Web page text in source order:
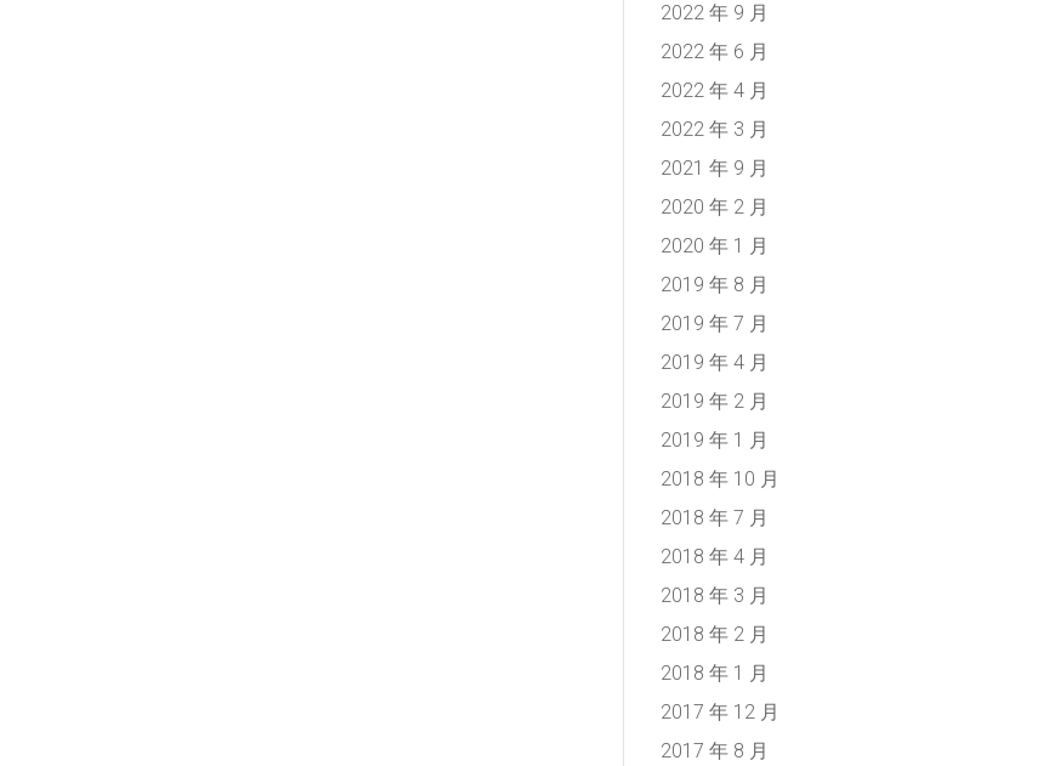
2022 年 9 月
2022 年 6 月
2022 年 4 月
2022 年 3 月
2021 年 9 月
2020 年 2 月
2020 年 1 月
2019 年 8 月
2019 年 7 月
2019 年 4 月
2019 年 2 月
2019 年 1 月
2018 年 10 月
2018 年 7 月
2018 年 4 月
2018 年 3 月
2018 年 2 月
2018 年 1 月
2017 年 12 月
2017 年 8 月